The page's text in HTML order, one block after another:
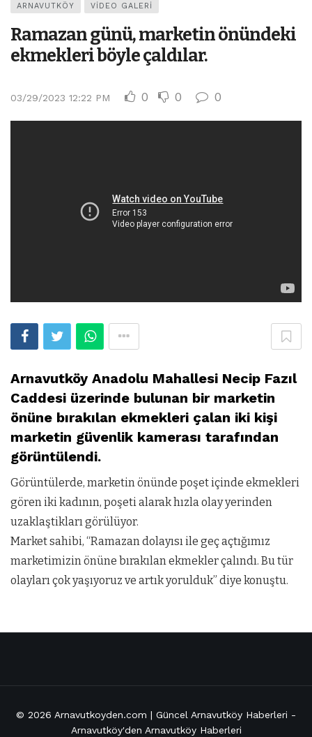
ARNAVUTKÖY VIDEO GALERI
Ramazan günü, marketin önündeki
ekmekleri böyle çaldılar.
03/29/2023 12:22 PM 0 0 0
Arnavutköy Anadolu Mahallesi Necip Fazıl
Caddesi üzerinde bulunan bir marketin
önüne bırakılan ekmekleri çalan iki kişi
marketin güvenlik kamerası tarafından
görüntülendi.
Görüntülerde, marketin önünde poşet içinde ekmekleri
gören iki kadının, poşeti alarak hızla olay yerinden
uzaklaştikları görülüyor.
Market sahibi, “Ramazan dolayısı ile geç açtığımız
marketimizin önüne bırakılan ekmekler çalındı. Bu tür
olayları çok yaşıyoruz ve artık yorulduk” diye konuştu.
© 2026 Arnavutkoyden.com | Güncel Arnavutköy Haberleri -
Arnavutköy'den Arnavutköy Haberleri